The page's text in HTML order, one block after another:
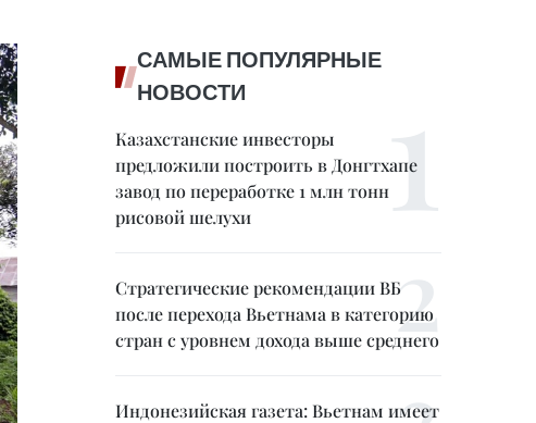
САМЫЕ ПОПУЛЯРНЫЕ
НОВОСТИ
Казахстанские инвесторы
предложили построить в Донгтхапе
завод по переработке 1 млн тонн
рисовой шелухи
Стратегические рекомендации ВБ
после перехода Вьетнама в категорию
стран с уровнем дохода выше среднего
Индонезийская газета: Вьетнам имеет